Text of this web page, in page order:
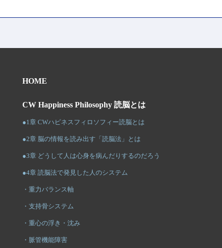
HOME
CW Happiness Philosophy 読脳とは
●1章 CWハピネスフィロソフィー読脳とは
●2章 脳の情報を読み出す「読脳法」とは
●3章 どうして人は心身を病んだりするのだろう
●4章 読脳法で発見した人のシステム
・重力バランス軸
・支持骨システム
・重心の浮き・沈み
・脈管機能障害